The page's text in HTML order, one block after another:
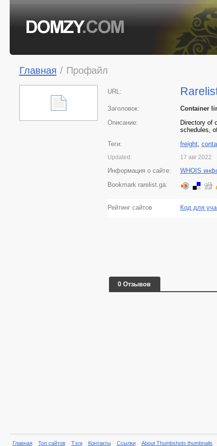
Главная / Профайл
URL:
Заголовок:
Container
Описание:
Directory of
schedules,
Теги:
freight,
Updated: 17 авг 2022
Информация о сайте:
WHOIS
Bookmark rarelist.ga:
Рейтинг сайтов Код для
0 Отзывов
Главная Топ сайтов Тэги Контакты Ссылки About Thumbshots thumbnails